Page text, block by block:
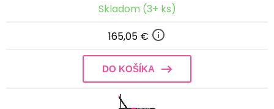
Skladom (3+ ks)
165,05 €
DO KOŠÍKA